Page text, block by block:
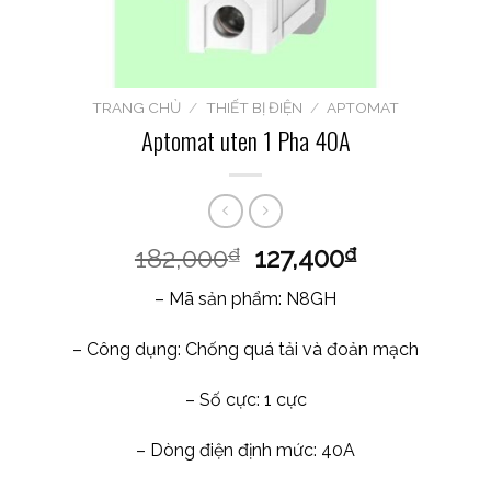
TRANG CHỦ / THIẾT BỊ ĐIỆN / APTOMAT
Aptomat uten 1 Pha 40A
182,000₫ 127,400₫
– Mã sản phẩm: N8GH
– Công dụng: Chống quá tải và đoản mạch
– Số cực: 1 cực
– Dòng điện định mức: 40A